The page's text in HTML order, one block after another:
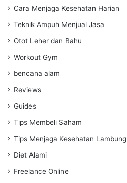
Cara Menjaga Kesehatan Harian
Teknik Ampuh Menjual Jasa
Otot Leher dan Bahu
Workout Gym
bencana alam
Reviews
Guides
Tips Membeli Saham
Tips Menjaga Kesehatan Lambung
Diet Alami
Freelance Online